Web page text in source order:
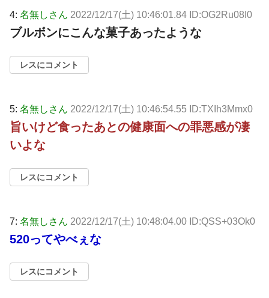
4: 名無しさん 2022/12/17(土) 10:46:01.84 ID:OG2Ru08I0
ブルボンにこんな菓子あったような
レスにコメント
5: 名無しさん 2022/12/17(土) 10:46:54.55 ID:TXIh3Mmx0
旨いけど食ったあとの健康面への罪悪感が凄
いよな
レスにコメント
7: 名無しさん 2022/12/17(土) 10:48:04.00 ID:QSS+03Ok0
520ってやべぇな
レスにコメント